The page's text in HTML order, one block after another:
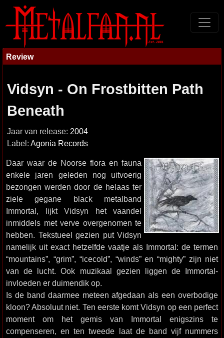
Review
Vidsyn - On Frostbitten Path
Beneath
Jaar van release: 2004
Label: Agonia Records
Daar waar de Noorse flora en fauna
enkele jaren geleden nog uitvoerig
bezongen werden door de helaas ter
ziele gegane black metalband
Immortal, lijkt Vidsyn het vaandel
inmiddels met verve overgenomen te
hebben. Tekstueel gezien put Vidsyn
namelijk uit exact hetzelfde vaatje als Immortal: de termen
“mountains”, “grim”, “icecold”, “winds” en “mighty” zijn niet
van de lucht. Ook muzikaal gezien liggen de Immortal-
invloeden er duimendik op.
Is de band daarmee meteen afgedaan als een overbodige
kloon? Absoluut niet. Ten eerste komt Vidsyn op een perfect
moment om het gemis van Immortal enigszins te
compenseren, en ten tweede laat de band vijf nummers